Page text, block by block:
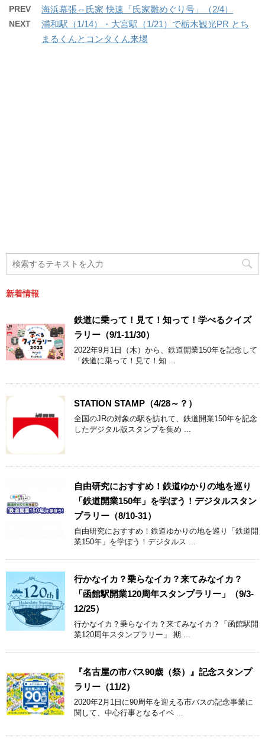
PREV 海浜幕張⇔氏家 快速「氏家雛めぐり号」（2/4）
NEXT
浦和駅（1/14）・大宮駅（1/21）で栃木観光PR とち
まるくんとコンタくん来場
新着情報
鉄道に乗って！見て！知って！学べるクイズ
ラリー（9/1-11/30）
2022年9月1日（木）から、鉄道開業150年を記念して
「鉄道に乗って！見て！知 ...
STATION STAMP（4/28～？）
全国のJRの対象の駅を訪れて、鉄道開業150年を記念
したデジタル版スタンプを集め ...
自由研究におすすめ！鉄道ゆかりの地を巡り
「鉄道開業150年」を学ぼう！デジタルスタン
プラリー（8/10-31）
自由研究におすすめ！鉄道ゆかりの地を巡り「鉄道開
業150年」を学ぼう！デジタルス ...
行かなイカ？乗らなイカ？来てみなイカ？
「函館駅開業120周年スタンプラリー」（9/3-
12/25）
行かなイカ？乗らなイカ？来てみなイカ？「函館駅開
業120周年スタンプラリー」 期 ...
『名古屋の市バス90歳（祭）』記念スタンプ
ラリー（11/2）
2020年2月1日に90周年を迎える市バスの記念事業に
関して、中心行事となるイベ ...